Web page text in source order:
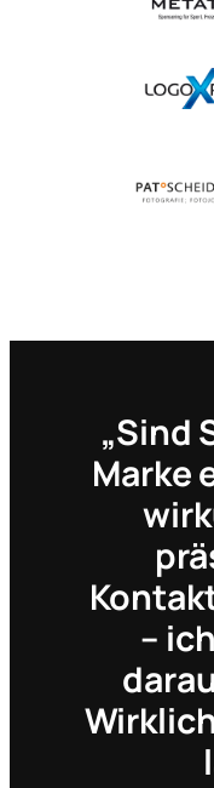
„Sind
Marke
–